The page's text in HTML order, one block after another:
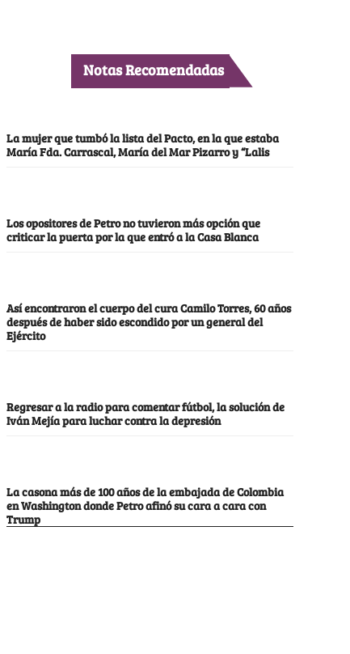
Notas Recomendadas
La mujer que tumbó la lista del Pacto, en la que estaba
María Fda. Carrascal, María del Mar Pizarro y “Lalis
Los opositores de Petro no tuvieron más opción que
criticar la puerta por la que entró a la Casa Blanca
Así encontraron el cuerpo del cura Camilo Torres, 60 años
después de haber sido escondido por un general del
Ejército
Regresar a la radio para comentar fútbol, la solución de
Iván Mejía para luchar contra la depresión
La casona más de 100 años de la embajada de Colombia
en Washington donde Petro afinó su cara a cara con
Trump